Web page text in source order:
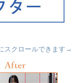
スクロールできます→